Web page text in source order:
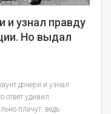
и узнал правду
Но выдал
дочери и узнал
ответ удивил
плачут, ведь